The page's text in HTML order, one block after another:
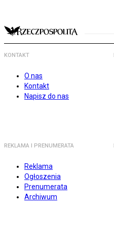
KONTAKT
O nas
Kontakt
Napisz do nas
REKLAMA I PRENUMERATA
Reklama
Ogłoszenia
Prenumerata
Archiwum